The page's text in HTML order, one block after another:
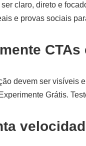
claro, direto e
e provas sociais
devem ser visíveis
Grátis.